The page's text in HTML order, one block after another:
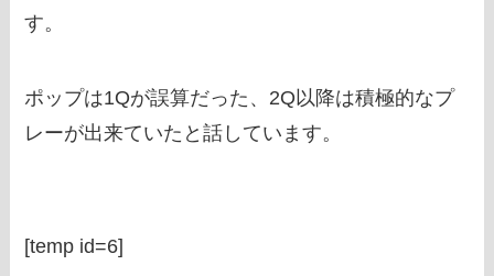
す。
ポップは1Qが誤算だった、2Q以降は積極的なプ
レーが出来ていたと話しています。
[temp id=6]